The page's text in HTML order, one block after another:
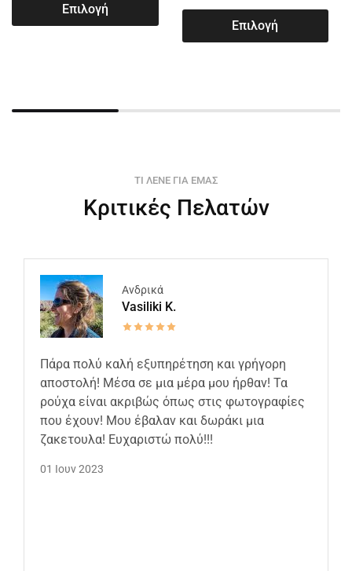
Επιλογή
Επιλογή
ΤΙ ΛΕΝΕ ΓΙΑ ΕΜΑΣ
Κριτικές Πελατών
Ανδρικά
Vasiliki K.
Πάρα πολύ καλή εξυπηρέτηση και γρήγορη
αποστολή! Μέσα σε μια μέρα μου ήρθαν! Τα
ρούχα είναι ακριβώς όπως στις φωτογραφίες
που έχουν! Μου έβαλαν και δωράκι μια
ζακετουλα! Ευχαριστώ πολύ!!!
01 Ιουν 2023